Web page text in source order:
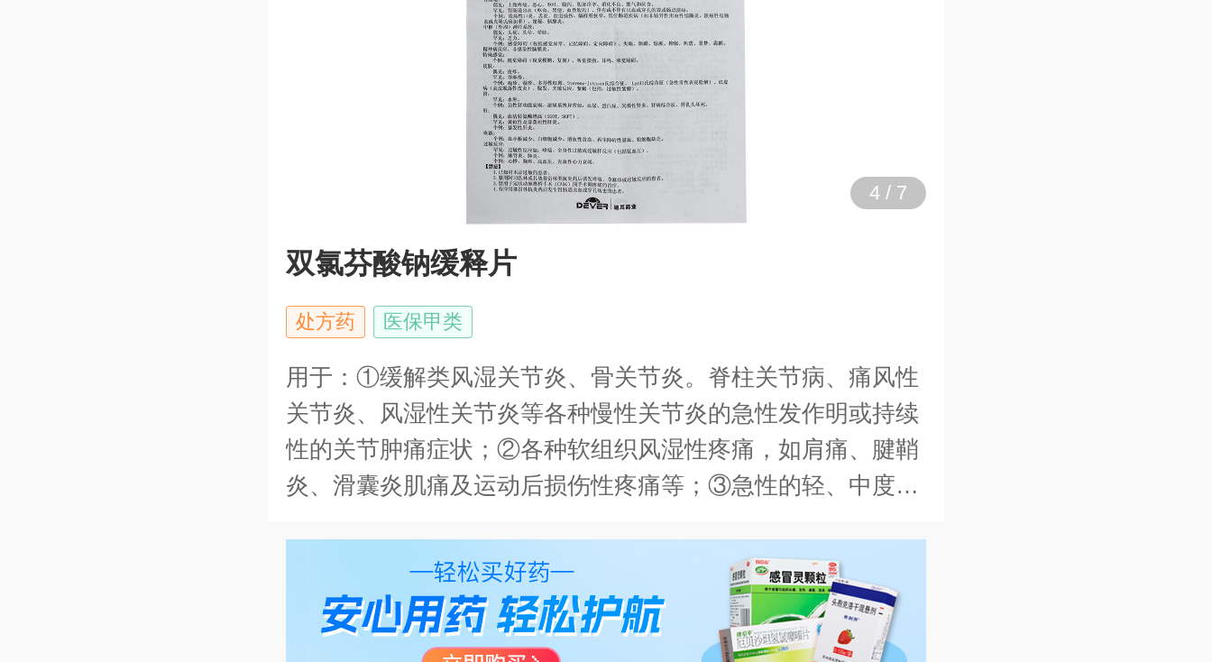
4 / 7
双氯芬酸钠缓释片
处方药 医保甲类
用于：①缓解类风湿关节炎、骨关节炎。脊柱关节病、痛风性
关节炎、风湿性关节炎等各种慢性关节炎的急性发作明或持续
性的关节肿痛症状；②各种软组织风湿性疼痛，如肩痛、腱鞘
炎、滑囊炎肌痛及运动后损伤性疼痛等；③急性的轻、中度疼